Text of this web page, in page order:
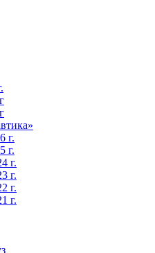
г.
г.
г.
г.
г.
г.